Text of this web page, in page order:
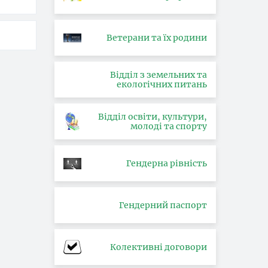
Ветерани та їх родини
Відділ з земельних та
екологічних питань
Відділ освіти, культури,
молоді та спорту
Гендерна рівність
Гендерний паспорт
Колективні договори